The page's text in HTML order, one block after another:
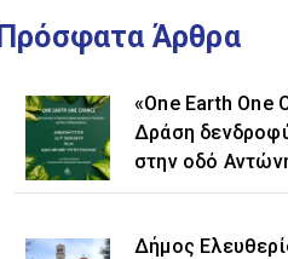
Πρόσφατα Άρθρα
«One Earth One
Δράση
στην οδό
Δήμος